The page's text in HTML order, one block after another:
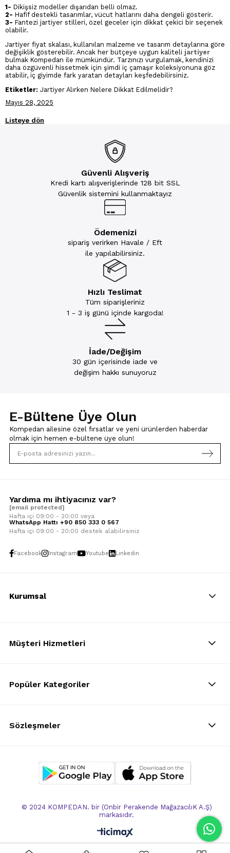
1- Dikişsiz modeller dışarıdan belli olmaz.
2- Hafif destekli tasarımlar, vücut hatlarını daha dengeli gösterir.
3- Fantezi jartiyer stilleri, özel geceler için dikkat çekici bir seçenek
olabilir.
Jartiyer fiyat skalası, kullanılan malzeme ve tasarım detaylarına göre
değişiklik gösterebilir. Ancak her bütçeye uygun kaliteli jartiyer
bulmak Kompedan ile mümkündür. Tarzınızı vurgulamak, kendinizi
daha özgüvenli hissetmek için şimdi iç çamaşır koleksiyonuna göz
atabilir, iç giyimde fark yaratan detayları keşfedebilirsiniz.
Etiketler: Jartiyer Alırken Nelere Dikkat Edilmelidir?
Mayıs 28, 2025
Listeye dön
Güvenli Alışveriş
Kredi kartı alışverişlerinde 128 bit SSL
Güvenlik sistemini kullanmaktayız
Ödemenizi
sipariş verirken Havale / Eft
ile yapılabilirsiniz.
Hızlı Teslimat
Tüm siparişleriniz
1 - 3 iş günü içinde kargoda!
İade/Değişim
30 gün içerisinde iade ve
değişim hakkı sunuyoruz
E-Bültene Üye Olun
Kompedan ailesine özel fırsatlar ve yeni ürünlerden haberdar
olmak için hemen e-bültene üye olun!
Yardıma mı ihtiyacınız var?
[email protected]
Hafta içi 09:00 - 20:00 veya
WhatsApp Hattı +90 850 333 0 567
Hafta içi 09:00 - 20:00 destek alabilirsiniz
Facebook Instagram Youtube Linkedin
Kurumsal
Müşteri Hizmetleri
Popüler Kategoriler
Sözleşmeler
© 2024 KOMPEDAN. bir (Onbir Perakende MağazacılıK A.Ş)
markasıdır.